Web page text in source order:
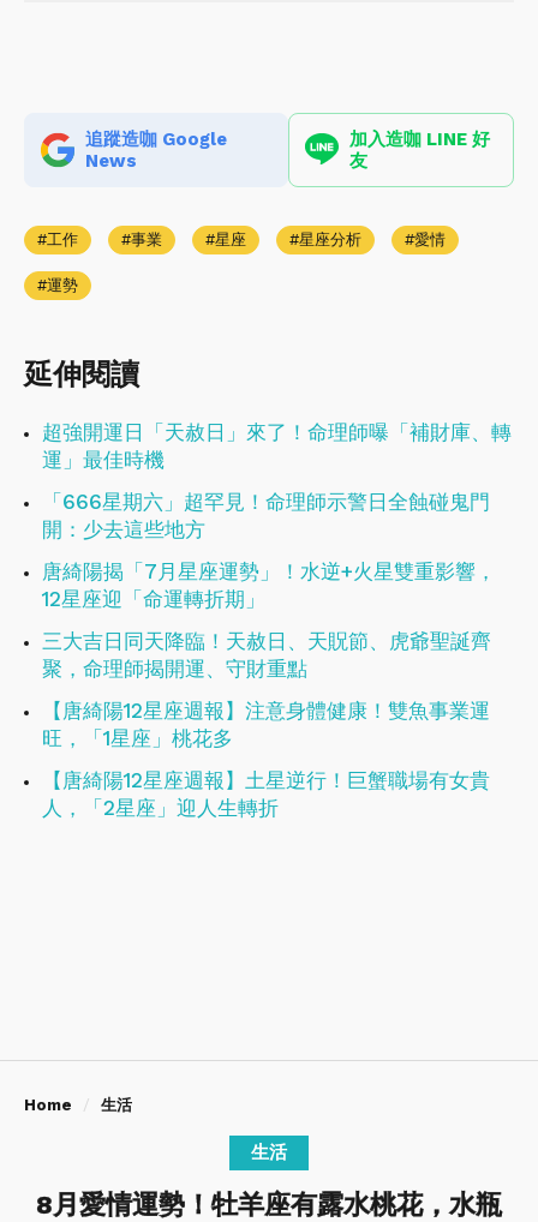
追蹤造咖 Google
News
加入造咖 LINE 好
友
工作 事業 星座 星座分析 愛情
運勢
延伸閱讀
超強開運日「天赦日」來了！命理師曝「補財庫、轉
運」最佳時機
「666星期六」超罕見！命理師示警日全蝕碰鬼門
開：少去這些地方
唐綺陽揭「7月星座運勢」！水逆+火星雙重影響，
12星座迎「命運轉折期」
三大吉日同天降臨！天赦日、天貺節、虎爺聖誕齊
聚，命理師揭開運、守財重點
【唐綺陽12星座週報】注意身體健康！​​​​​​​雙魚事業運
旺，「1星座」桃花多
【唐綺陽12星座週報】土星逆行！巨蟹職場有女貴
人，「2星座」迎人生轉折
Home 生活
生活
8月愛情運勢！牡羊座有露水桃花，水瓶